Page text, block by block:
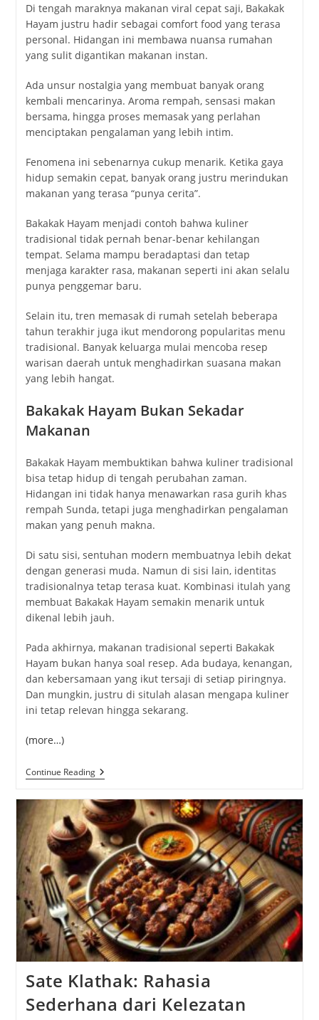
Di tengah maraknya makanan viral cepat saji, Bakakak
Hayam justru hadir sebagai comfort food yang terasa
personal. Hidangan ini membawa nuansa rumahan
yang sulit digantikan makanan instan.
Ada unsur nostalgia yang membuat banyak orang
kembali mencarinya. Aroma rempah, sensasi makan
bersama, hingga proses memasak yang perlahan
menciptakan pengalaman yang lebih intim.
Fenomena ini sebenarnya cukup menarik. Ketika gaya
hidup semakin cepat, banyak orang justru merindukan
makanan yang terasa “punya cerita”.
Bakakak Hayam menjadi contoh bahwa kuliner
tradisional tidak pernah benar-benar kehilangan
tempat. Selama mampu beradaptasi dan tetap
menjaga karakter rasa, makanan seperti ini akan selalu
punya penggemar baru.
Selain itu, tren memasak di rumah setelah beberapa
tahun terakhir juga ikut mendorong popularitas menu
tradisional. Banyak keluarga mulai mencoba resep
warisan daerah untuk menghadirkan suasana makan
yang lebih hangat.
Bakakak Hayam Bukan Sekadar
Makanan
Bakakak Hayam membuktikan bahwa kuliner tradisional
bisa tetap hidup di tengah perubahan zaman.
Hidangan ini tidak hanya menawarkan rasa gurih khas
rempah Sunda, tetapi juga menghadirkan pengalaman
makan yang penuh makna.
Di satu sisi, sentuhan modern membuatnya lebih dekat
dengan generasi muda. Namun di sisi lain, identitas
tradisionalnya tetap terasa kuat. Kombinasi itulah yang
membuat Bakakak Hayam semakin menarik untuk
dikenal lebih jauh.
Pada akhirnya, makanan tradisional seperti Bakakak
Hayam bukan hanya soal resep. Ada budaya, kenangan,
dan kebersamaan yang ikut tersaji di setiap piringnya.
Dan mungkin, justru di situlah alasan mengapa kuliner
ini tetap relevan hingga sekarang.
(more…)
Continue ReadingBakakak
Hayam,
Tradisional
Dengan
Sentuhan
Modern
Sate Klathak: Rahasia
Sederhana dari Kelezatan